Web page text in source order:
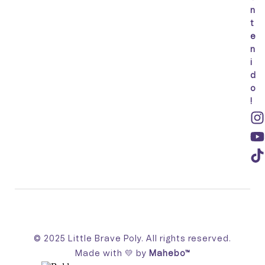
n
t
e
n
i
d
o
!
© 2025 Little Brave Poly. All rights reserved.
Made with 💛 by Mahebo™